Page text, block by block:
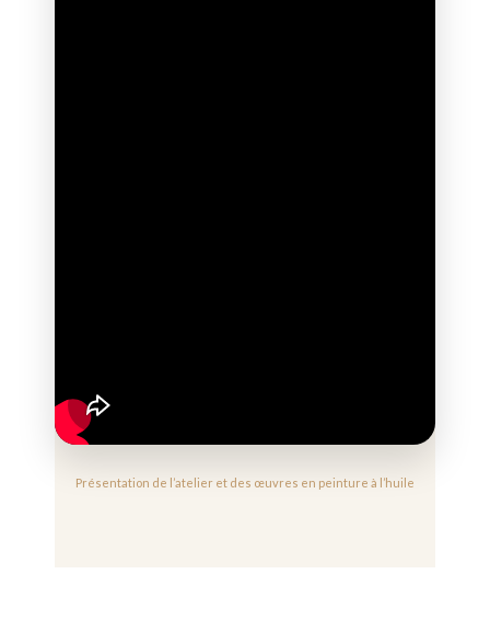
Présentation de l’atelier et des œuvres en peinture à l’huile